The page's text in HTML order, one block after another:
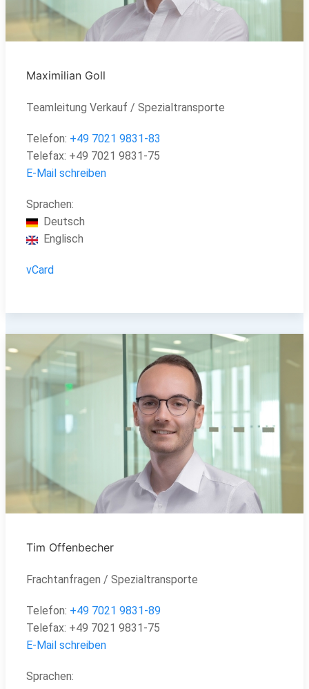
Maximilian Goll
Teamleitung Verkauf / Spezialtransporte
Telefon: +49 7021 9831-83
Telefax: +49 7021 9831-75
E-Mail schreiben
Sprachen:
Deutsch
Englisch
vCard
Tim Offenbecher
Frachtanfragen / Spezialtransporte
Telefon: +49 7021 9831-89
Telefax: +49 7021 9831-75
E-Mail schreiben
Sprachen: